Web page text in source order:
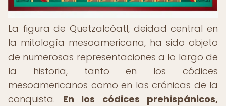
La figura de Quetzalcóatl, deidad central en
la mitología mesoamericana, ha sido objeto
de numerosas representaciones a lo largo de
la historia, tanto en los códices
mesoamericanos como en las crónicas de la
conquista. En los códices prehispánicos,